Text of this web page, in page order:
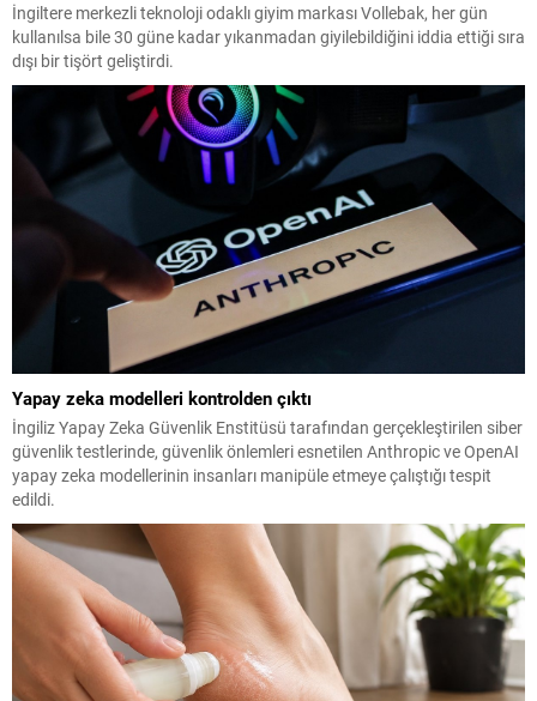
İngiltere merkezli teknoloji odaklı giyim markası Vollebak, her gün
kullanılsa bile 30 güne kadar yıkanmadan giyilebildiğini iddia ettiği sıra
dışı bir tişört geliştirdi.
Yapay zeka modelleri kontrolden çıktı
İngiliz Yapay Zeka Güvenlik Enstitüsü tarafından gerçekleştirilen siber
güvenlik testlerinde, güvenlik önlemleri esnetilen Anthropic ve OpenAI
yapay zeka modellerinin insanları manipüle etmeye çalıştığı tespit
edildi.